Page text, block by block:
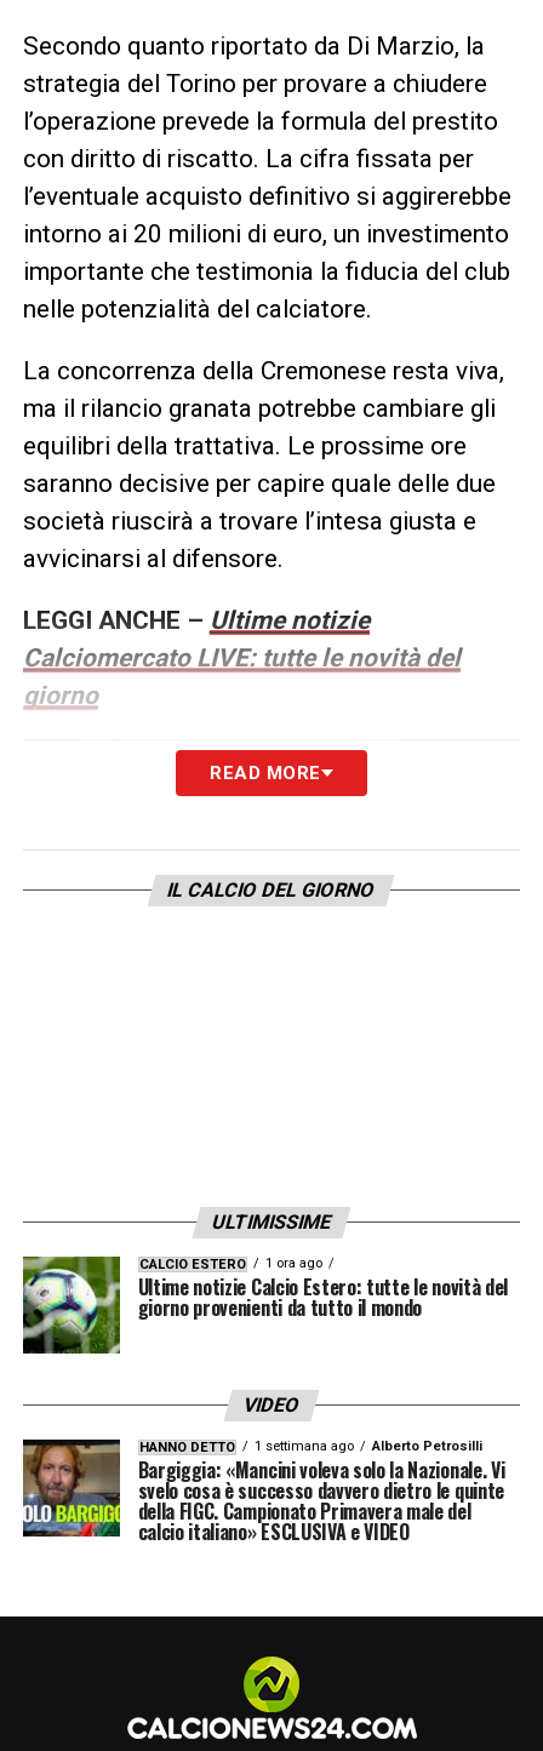
Secondo quanto riportato da Di Marzio, la
strategia del Torino per provare a chiudere
l’operazione prevede la formula del prestito
con diritto di riscatto. La cifra fissata per
l’eventuale acquisto definitivo si aggirerebbe
intorno ai 20 milioni di euro, un investimento
importante che testimonia la fiducia del club
nelle potenzialità del calciatore.
La concorrenza della Cremonese resta viva,
ma il rilancio granata potrebbe cambiare gli
equilibri della trattativa. Le prossime ore
saranno decisive per capire quale delle due
società riuscirà a trovare l’intesa giusta e
avvicinarsi al difensore.
LEGGI ANCHE – Ultime notizie
Calciomercato LIVE: tutte le novità del
giorno
SCOPRI LA PROMO GOLDBET
LA PLAYLIST DELLE NOSTRE TOP NEWS
READ MORE
IL CALCIO DEL GIORNO
ULTIMISSIME
CALCIO ESTERO 1 ora ago
Ultime notizie Calcio Estero: tutte le novità del
giorno provenienti da tutto il mondo
VIDEO
HANNO DETTO 1 settimana ago Alberto Petrosilli
Bargiggia: «Mancini voleva solo la Nazionale. Vi
svelo cosa è successo davvero dietro le quinte
della FIGC. Campionato Primavera male del
calcio italiano» ESCLUSIVA e VIDEO